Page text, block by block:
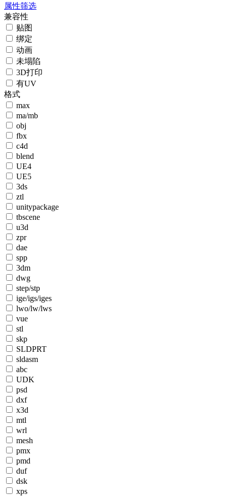
属性筛选
兼容性
贴图
绑定
动画
未塌陷
3D打印
有UV
格式
max
ma/mb
obj
fbx
c4d
blend
UE4
UE5
3ds
ztl
unitypackage
tbscene
u3d
zpr
dae
spp
3dm
dwg
step/stp
ige/igs/iges
lwo/lw/lws
vue
stl
skp
SLDPRT
sldasm
abc
UDK
psd
dxf
x3d
mtl
wrl
mesh
pmx
pmd
duf
dsk
xps